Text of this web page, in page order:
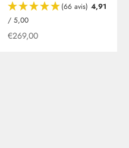
(66 avis) 4,91
/ 5,00
Offre à partir de
€269,00